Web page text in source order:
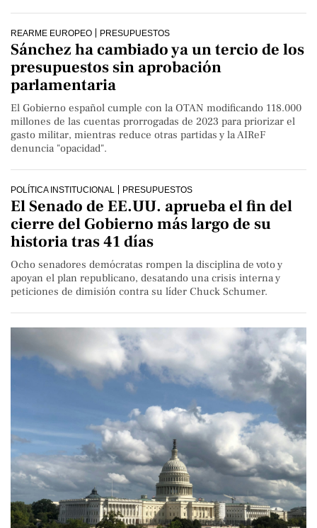
REARME EUROPEO PRESUPUESTOS
Sánchez ha cambiado ya un tercio de los
presupuestos sin aprobación
parlamentaria
El Gobierno español cumple con la OTAN modificando 118.000
millones de las cuentas prorrogadas de 2023 para priorizar el
gasto militar, mientras reduce otras partidas y la AIReF
denuncia "opacidad".
POLÍTICA INSTITUCIONAL PRESUPUESTOS
El Senado de EE.UU. aprueba el fin del
cierre del Gobierno más largo de su
historia tras 41 días
Ocho senadores demócratas rompen la disciplina de voto y
apoyan el plan republicano, desatando una crisis interna y
peticiones de dimisión contra su líder Chuck Schumer.